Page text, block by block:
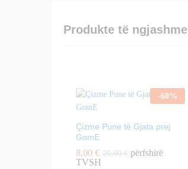
Produkte të ngjashme
-60%
Çizme Pune të Gjata prej
GomE
8,00 € 20,00€ përfshirë
TVSH